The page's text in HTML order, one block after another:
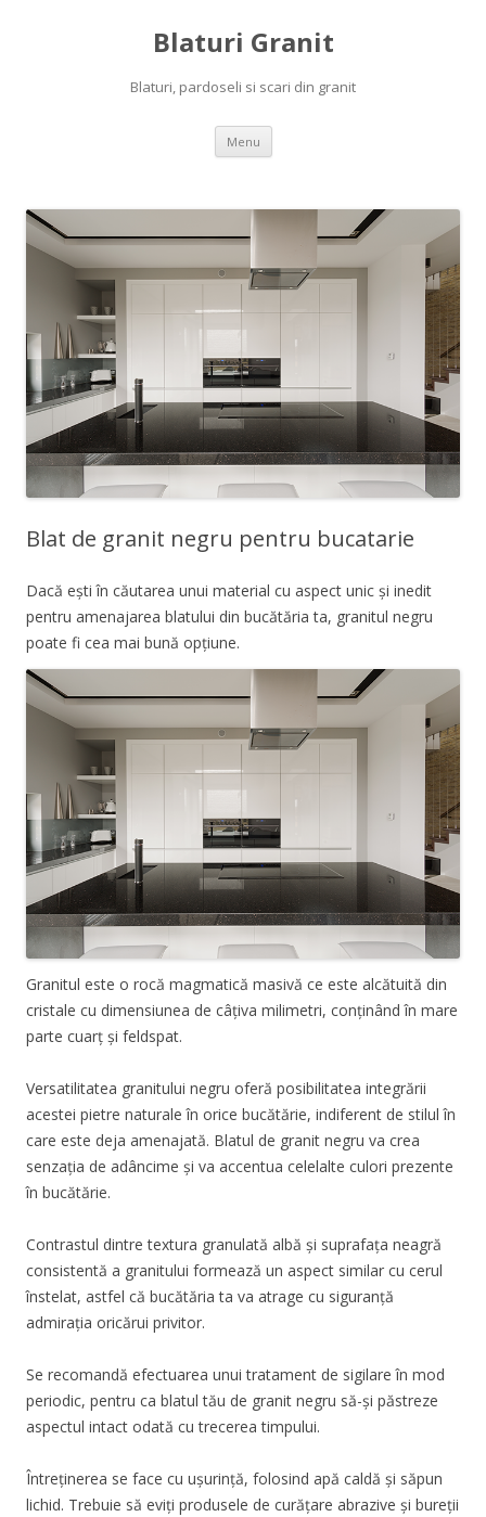
Blaturi Granit
Blaturi, pardoseli si scari din granit
Menu Skip to content
Blat de granit negru pentru bucatarie
Dacă ești în căutarea unui material cu aspect unic și inedit
pentru amenajarea blatului din bucătăria ta, granitul negru
poate fi cea mai bună opțiune.
Granitul este o rocă magmatică masivă ce este alcătuită din
cristale cu dimensiunea de câțiva milimetri, conținând în mare
parte cuarț și feldspat.
Versatilitatea granitului negru oferă posibilitatea integrării
acestei pietre naturale în orice bucătărie, indiferent de stilul în
care este deja amenajată. Blatul de granit negru va crea
senzația de adâncime și va accentua celelalte culori prezente
în bucătărie.
Contrastul dintre textura granulată albă și suprafața neagră
consistentă a granitului formează un aspect similar cu cerul
înstelat, astfel că bucătăria ta va atrage cu siguranță
admirația oricărui privitor.
Se recomandă efectuarea unui tratament de sigilare în mod
periodic, pentru ca blatul tău de granit negru să-și păstreze
aspectul intact odată cu trecerea timpului.
Întreținerea se face cu ușurință, folosind apă caldă și săpun
lichid. Trebuie să eviți produsele de curățare abrazive și bureții